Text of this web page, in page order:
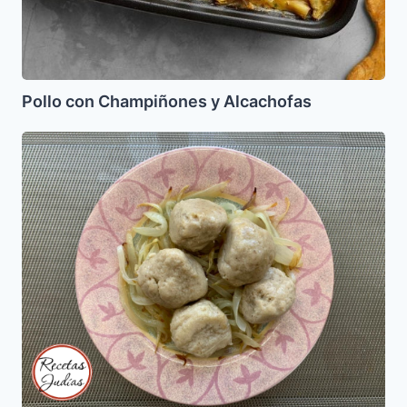
Pollo con Champiñones y Alcachofas
Bolitas
de
Matza
con
cebolla